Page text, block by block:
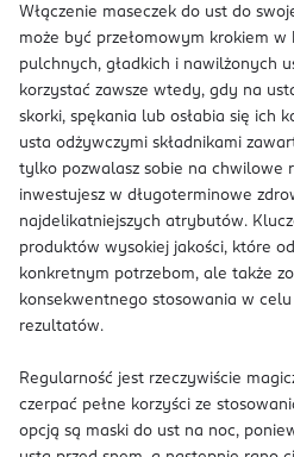
Włączenie maseczek do ust do
może być przełomowym krokiem w
pulchnych, gładkich i nawilżonych
korzystać zawsze wtedy, gdy na
skorki, spękania lub osłabia się ich
usta odżywczymi składnikami
tylko pozwalasz sobie na chwilowe
inwestujesz w długoterminowe
najdelikatniejszych atrybutów.
produktów wysokiej jakości, które
konkretnym potrzebom, ale także
konsekwentnego stosowania w
rezultatów.
Regularność jest rzeczywiście
czerpać pełne korzyści ze
opcją są maski do ust na noc,